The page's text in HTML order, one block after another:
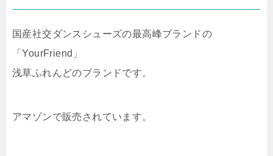
国産社交ダンスシューズの最高峰ブランドの
「YourFriend」
浅草ふれんどのブランドです。
アマゾンで販売されています。